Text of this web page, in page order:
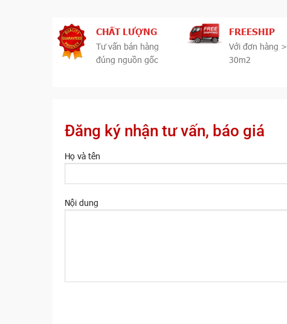
CHẤT LƯỢNG
Tư vấn bán hàng
đúng nguồn gốc
FREESHIP
Với đơn hàng >
30m2
Đăng ký nhận tư vấn, báo giá
Họ và tên
Nội dung